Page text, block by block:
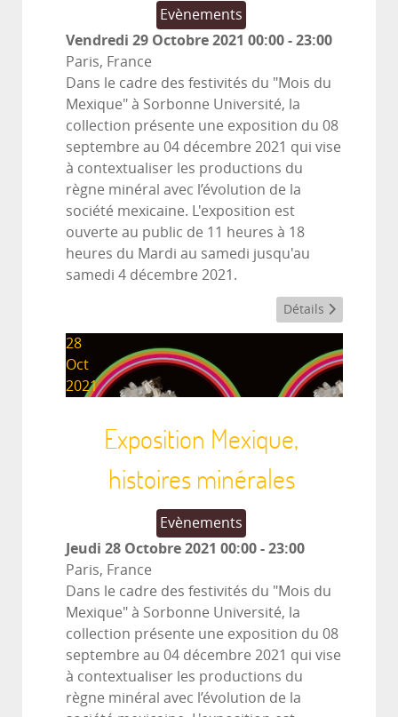
Evènements
Vendredi 29 Octobre 2021 00:00-23:00
Paris, France
Dans le cadre des festivités du "Mois du
Mexique" à Sorbonne Université, la
collection présente une exposition du 08
septembre au 04 décembre 2021 qui vise
à contextualiser les productions du
règne minéral avec l’évolution de la
société mexicaine. L'exposition est
ouverte au public de 11 heures à 18
heures du Mardi au samedi jusqu'au
samedi 4 décembre 2021.
Détails
28
Oct
2021
Exposition Mexique,
histoires minérales
Evènements
Jeudi 28 Octobre 2021 00:00-23:00
Paris, France
Dans le cadre des festivités du "Mois du
Mexique" à Sorbonne Université, la
collection présente une exposition du 08
septembre au 04 décembre 2021 qui vise
à contextualiser les productions du
règne minéral avec l’évolution de la